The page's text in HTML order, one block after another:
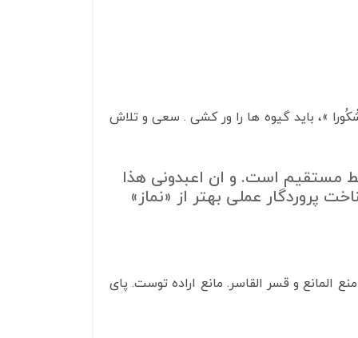
»، باید گیوه ها را ور کشی . سعی و تلاش
مستقیم است. و ان اعبدونی هذا
عملی بهتر از «نماز»
المانع و قسر القاسر. مانع اراده توست. پای